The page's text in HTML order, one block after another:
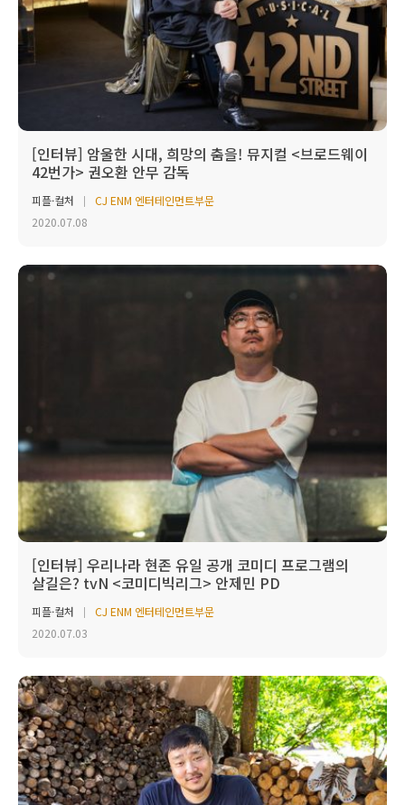
[인터뷰] 암울한 시대, 희망의 춤을! 뮤지컬 <브로드웨이
42번가> 권오환 안무 감독
피플·컬처
CJ ENM 엔터테인먼트부문
2020.07.08
[인터뷰] 우리나라 현존 유일 공개 코미디 프로그램의
살길은? tvN <코미디빅리그> 안제민 PD
피플·컬처
CJ ENM 엔터테인먼트부문
2020.07.03